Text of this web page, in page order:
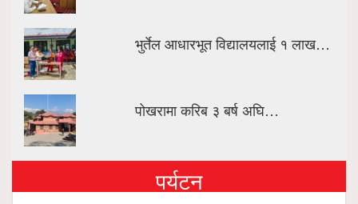
भुर्तेल आधारभूत विद्यालयलाई १ लाख…
पोखरामा करिब ३ बर्ष अघि…
पर्यटन